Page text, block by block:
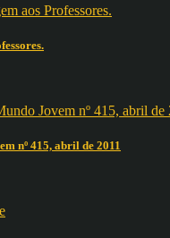
nº 415, abril de 2011